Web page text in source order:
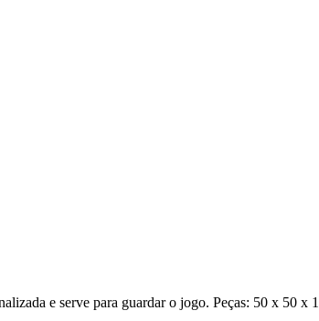
e serve para guardar o jogo. Peças: 50 x 50